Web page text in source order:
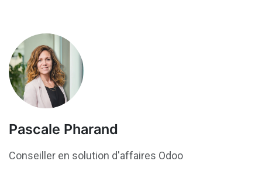
Pascale Pharand
Conseiller en solution d'affaires Odoo